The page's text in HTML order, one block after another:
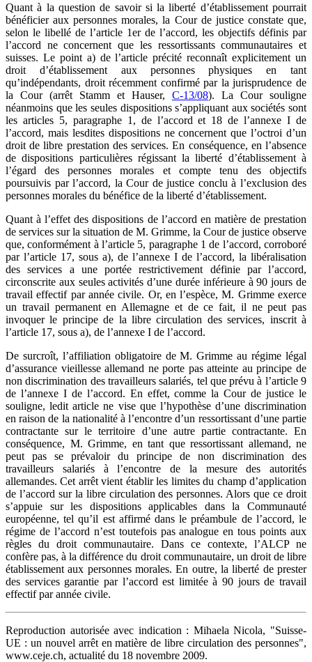
Quant à la question de savoir si la liberté d’établissement pourrait
bénéficier aux personnes morales, la Cour de justice constate que,
selon le libellé de l’article 1er de l’accord, les objectifs définis par
l’accord ne concernent que les ressortissants communautaires et
suisses. Le point a) de l’article précité reconnaît explicitement un
droit d’établissement aux personnes physiques en tant
qu’indépendants, droit récemment confirmé par la jurisprudence de
la Cour (arrêt Stamm et Hauser, C-13/08). La Cour souligne
néanmoins que les seules dispositions s’appliquant aux sociétés sont
les articles 5, paragraphe 1, de l’accord et 18 de l’annexe I de
l’accord, mais lesdites dispositions ne concernent que l’octroi d’un
droit de libre prestation des services. En conséquence, en l’absence
de dispositions particulières régissant la liberté d’établissement à
l’égard des personnes morales et compte tenu des objectifs
poursuivis par l’accord, la Cour de justice conclu à l’exclusion des
personnes morales du bénéfice de la liberté d’établissement.
Quant à l’effet des dispositions de l’accord en matière de prestation
de services sur la situation de M. Grimme, la Cour de justice observe
que, conformément à l’article 5, paragraphe 1 de l’accord, corroboré
par l’article 17, sous a), de l’annexe I de l’accord, la libéralisation
des services a une portée restrictivement définie par l’accord,
circonscrite aux seules activités d’une durée inférieure à 90 jours de
travail effectif par année civile. Or, en l’espèce, M. Grimme exerce
un travail permanent en Allemagne et de ce fait, il ne peut pas
invoquer le principe de la libre circulation des services, inscrit à
l’article 17, sous a), de l’annexe I de l’accord.
De surcroît, l’affiliation obligatoire de M. Grimme au régime légal
d’assurance vieillesse allemand ne porte pas atteinte au principe de
non discrimination des travailleurs salariés, tel que prévu à l’article 9
de l’annexe I de l’accord. En effet, comme la Cour de justice le
souligne, ledit article ne vise que l’hypothèse d’une discrimination
en raison de la nationalité à l’encontre d’un ressortissant d’une partie
contractante sur le territoire d’une autre partie contractante. En
conséquence, M. Grimme, en tant que ressortissant allemand, ne
peut pas se prévaloir du principe de non discrimination des
travailleurs salariés à l’encontre de la mesure des autorités
allemandes. Cet arrêt vient établir les limites du champ d’application
de l’accord sur la libre circulation des personnes. Alors que ce droit
s’appuie sur les dispositions applicables dans la Communauté
européenne, tel qu’il est affirmé dans le préambule de l’accord, le
régime de l’accord n’est toutefois pas analogue en tous points aux
règles du droit communautaire. Dans ce contexte, l’ALCP ne
confère pas, à la différence du droit communautaire, un droit de libre
établissement aux personnes morales. En outre, la liberté de prester
des services garantie par l’accord est limitée à 90 jours de travail
effectif par année civile.
Reproduction autorisée avec indication : Mihaela Nicola, "Suisse-
UE : un nouvel arrêt en matière de libre circulation des personnes",
www.ceje.ch, actualité du 18 novembre 2009.